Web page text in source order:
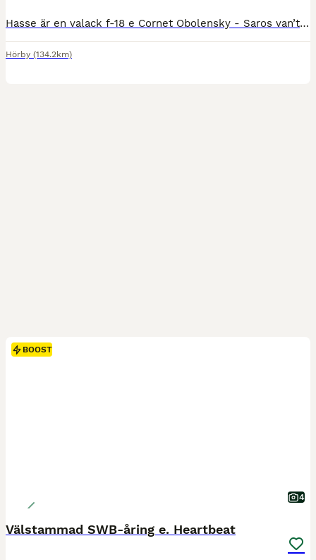
Hasse är en valack f-18 e Cornet Obolensky - Saros van’t Gestelhof. Han är lite grön för sin ålder men är lättlärd och visar potential/kapacitet. Han har hos oss gjort ett fåtal starter med goda resultat. Startat 110 i Belgien. Hasse är snäll i all hantering så som sko, lasta, klippa, duscha mm. Kan både vara inne och ute själv. Kan ridas ut ensam eller i grupp. Han är
Hörby (134.2km)
BOOST
4
Välstammad SWB-åring e. Heartbeat